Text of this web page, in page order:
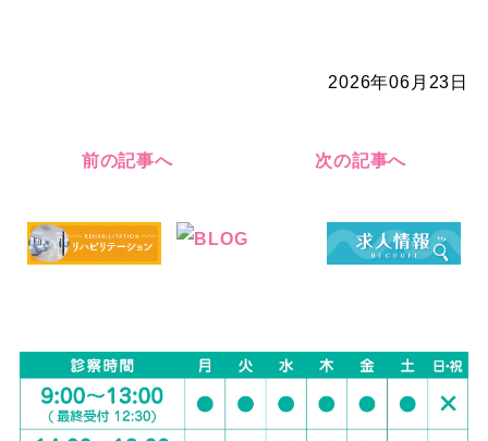
2026年06月23日
前の記事へ 次の記事へ